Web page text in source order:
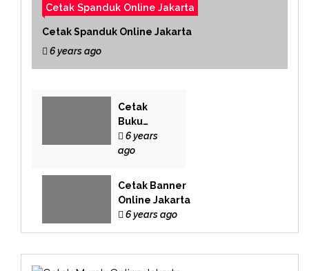
Cetak Spanduk Online Jakarta
Cetak Spanduk Online Jakarta
6 years ago
Cetak
Buku
Yasin
Online
6 years
ago
Cetak Banner
Online Jakarta
6 years ago